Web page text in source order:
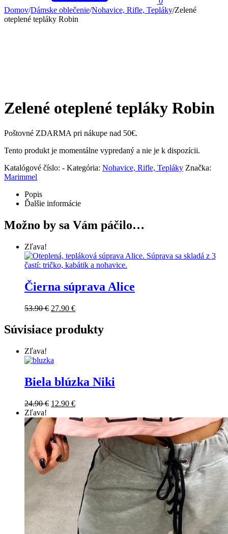
Domov/Dámske oblečenie/Nohavice, Rifle, Tepláky/Zelené
oteplené tepláky Robin
Zelené oteplené tepláky Robin
Poštovné ZDARMA pri nákupe nad 50€.
Tento produkt je momentálne vypredaný a nie je k dispozícii.
Katalógové číslo: - Kategória: Nohavice, Rifle, Tepláky Značka:
Marimmel
Popis
Ďalšie informácie
Možno by sa Vám páčilo…
Zľava!
Čierna súprava Alice
53.90€ 27.90 €
Súvisiace produkty
Zľava!
Biela blúzka Niki
24.90€ 12.90 €
Zľava!